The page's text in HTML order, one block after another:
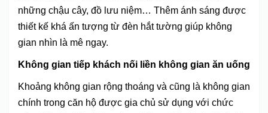
những chậu cây, đồ lưu niệm… Thêm ánh sáng được
thiết kế khá ấn tượng từ đèn hắt tường giúp không
gian nhìn là mê ngay.
Không gian tiếp khách nối liền không gian ăn uống
Khoảng không gian rộng thoáng và cũng là không gian
chính trong căn hộ được gia chủ sử dụng với chức